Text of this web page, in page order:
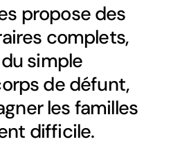
propose des
complets,
simple
de défunt,
les familles
difficile.